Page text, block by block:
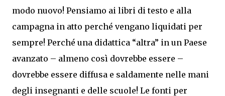
modo nuovo! Pensiamo ai libri di testo e alla
campagna in atto perché vengano liquidati per
sempre! Perché una didattica “altra” in un Paese
avanzato – almeno così dovrebbe essere –
dovrebbe essere diffusa e saldamente nelle mani
degli insegnanti e delle scuole! Le fonti per